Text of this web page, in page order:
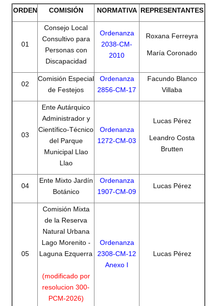
Integrantes del Concejo
Comisiones Permanentes
Comisiones Especiales
Concejales Mandato Cumplido
Programas
LEGISLACIÓN
Constitución Nacional
Constitución Provincial
Reglamento Interno
Digesto
Organigrama
DOCUMENTOS
Informes de Gestión
Proyectos Presentados
ORDEN COMISIÓN NORMATIVA REPRESENTANTES
01
Consejo Local
Consultivo para
Personas con
Discapacidad
Ordenanza
2038-CM-
2010
Roxana Ferreyra
María Coronado
02
Comisión Especial
de Festejos
Ordenanza
2856-CM-17
Facundo Blanco
Villaba
03
Ente Autárquico
Administrador y
Científico-Técnico
del Parque
Municipal Llao
Llao
Ordenanza
1272-CM-03
Lucas Pérez
Leandro Costa
Brutten
04
Ente Mixto Jardín
Botánico
Ordenanza
1907-CM-09
Lucas Pérez
05
Comisión Mixta
de la Reserva
Natural Urbana
Lago Morenito -
Laguna Ezquerra
(modificado por
resolucion 300-
PCM-2026)
Ordenanza
2308-CM-12
Anexo I
Lucas Pérez